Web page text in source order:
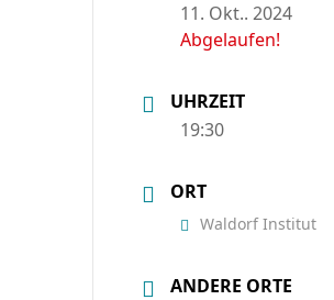
11. Okt.. 2024
Abgelaufen!
UHRZEIT
19:30
ORT
Waldorf Institut
ANDERE ORTE